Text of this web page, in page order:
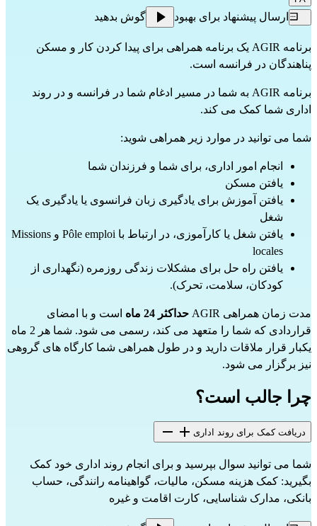
ارسال پیشنهاد برای بهبود گوش بدهید
برنامه AGIR یک برنامه همراهی برای پیدا کردن کار و مسکن
پناهندگان در فرانسه است.
برنامه AGIR به شما در مسیر ادغام شما در فرانسه و در روند
اداری شما کمک می کند.
شما می توانید در موارد زیر همراهی شوید:
انجام امور اداری، برای شما و فرزندان شما
یافتن مسکن
یافتن آموزش برای یادگیری زبان فرانسوی یا یادگیری یک
شغل
یافتن شغل یا کارآموزی، در ارتباط با Pôle emploi و Missions
locales
یافتن راه حل برای مشکلات زندگی روزمره (نگهداری از
کودکان، سلامت، تحرک).
مدت زمان همراهی AGIR حداکثر 24 ماه
است و با امضای
قراردادی که شما را متعهد می کند، رسمی می شود. شما هر 2 ماه
یکبار قرار ملاقات دارید و در طول همراهی شما کارگاه های گروهی
نیز برگزار می شود.
چرا جالب است؟
دریافت کمک برای روند اداری
شما می توانید سوال بپرسید و برای انجام روند اداری خود کمک
بگیرید: کمک هزینه مسکن، مالیات، گواهینامه رانندگی، حساب
بانکی، مدارک شناسایی، کارت اقامت و غیره